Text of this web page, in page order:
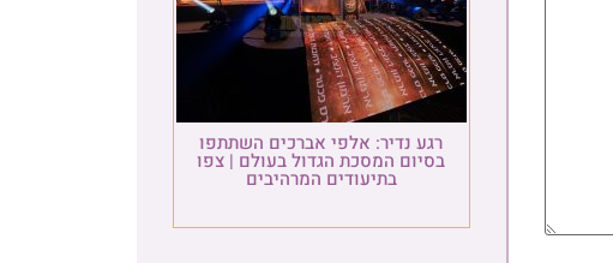
רגע נדיר: אלפי אברכים השתתפו
בסיום המסכת הגדול בעולם | צפו
בתיעודים המרהיבים